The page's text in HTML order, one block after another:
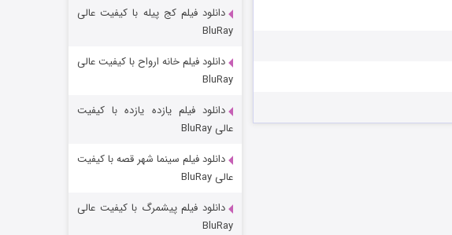
شوهر
دانلود فیلم کج‌ پیله با کیفیت عالی
BluRay
دانلود فیلم خانه ارواح با کیفیت عالی
BluRay
دانلود فیلم یازده یازده با کیفیت
عالی BluRay
دانلود فیلم سینما شهر قصه با کیفیت
عالی BluRay
دانلود فیلم پیشمرگ با کیفیت عالی
BluRay